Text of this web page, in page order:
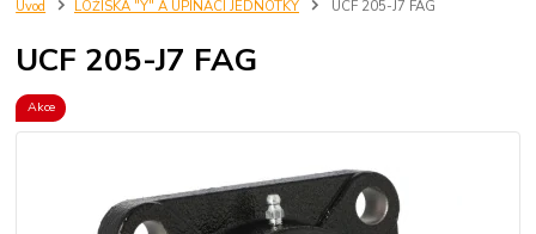
Úvod LOŽISKA "Y" A UPÍNACÍ JEDNOTKY UCF 205-J7 FAG
UCF 205-J7 FAG
Akce